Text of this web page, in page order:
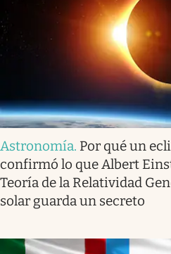
Astronomía. Por qué un
confirmó lo que Albert
Teoría de la Relatividad
solar guarda un secreto